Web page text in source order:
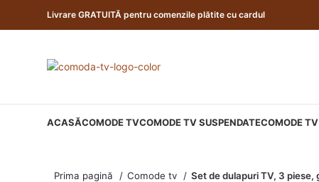
Livrare GRATUITĂ pentru comenzile plătite cu cardul
ACASĂCOMODE TVCOMODE TV SUSPENDATECOMODE
Prima pagină Comode tv Set de dulapuri TV, 3